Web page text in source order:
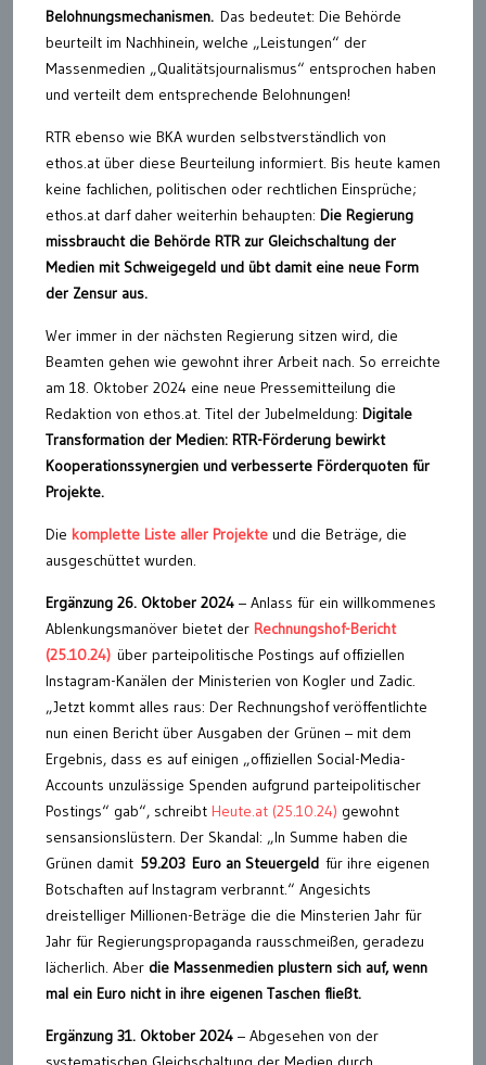
Belohnungsmechanismen. Das bedeutet: Die Behörde
beurteilt im Nachhinein, welche „Leistungen“ der
Massenmedien „Qualitätsjournalismus“ entsprochen haben
und verteilt dem entsprechende Belohnungen!
RTR ebenso wie BKA wurden selbstverständlich von
ethos.at über diese Beurteilung informiert. Bis heute kamen
keine fachlichen, politischen oder rechtlichen Einsprüche;
ethos.at darf daher weiterhin behaupten: Die Regierung
missbraucht die Behörde RTR zur Gleichschaltung der
Medien mit Schweigegeld und übt damit eine neue Form
der Zensur aus.
Wer immer in der nächsten Regierung sitzen wird, die
Beamten gehen wie gewohnt ihrer Arbeit nach. So erreichte
am 18. Oktober 2024 eine neue Pressemitteilung die
Redaktion von ethos.at. Titel der Jubelmeldung: Digitale
Transformation der Medien: RTR-Förderung bewirkt
Kooperationssynergien und verbesserte Förderquoten für
Projekte.
Die komplette Liste aller Projekte und die Beträge, die
ausgeschüttet wurden.
Ergänzung 26. Oktober 2024 – Anlass für ein willkommenes
Ablenkungsmanöver bietet der Rechnungshof-Bericht
(25.10.24) über parteipolitische Postings auf offiziellen
Instagram-Kanälen der Ministerien von Kogler und Zadic.
„Jetzt kommt alles raus: Der Rechnungshof veröffentlichte
nun einen Bericht über Ausgaben der Grünen – mit dem
Ergebnis, dass es auf einigen „offiziellen Social-Media-
Accounts unzulässige Spenden aufgrund parteipolitischer
Postings“ gab“, schreibt Heute.at (25.10.24) gewohnt
sensansionslüstern. Der Skandal: „In Summe haben die
Grünen damit 59.203 Euro an Steuergeld für ihre eigenen
Botschaften auf Instagram verbrannt.“ Angesichts
dreistelliger Millionen-Beträge die die Minsterien Jahr für
Jahr für Regierungspropaganda rausschmeißen, geradezu
lächerlich. Aber die Massenmedien plustern sich auf, wenn
mal ein Euro nicht in ihre eigenen Taschen fließt.
Ergänzung 31. Oktober 2024 – Abgesehen von der